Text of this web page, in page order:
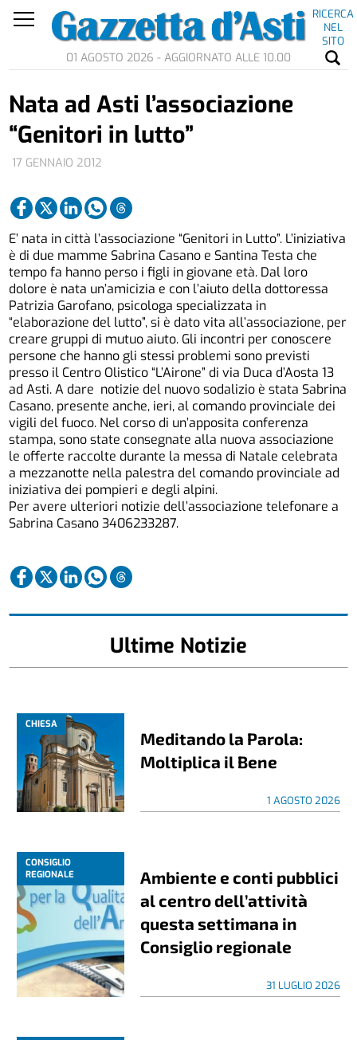
RICERCA
NEL
SITO
01 AGOSTO 2026 - AGGIORNATO ALLE 10.00
17 GENNAIO 2012
Nata ad Asti l’associazione
“Genitori in lutto”
E’ nata in città l’associazione “Genitori in Lutto”. L’iniziativa
è di due mamme Sabrina Casano e Santina Testa che
tempo fa hanno perso i figli in giovane età. Dal loro
dolore è nata un’amicizia e con l’aiuto della dottoressa
Patrizia Garofano, psicologa specializzata in
“elaborazione del lutto”, si è dato vita all’associazione, per
creare gruppi di mutuo aiuto. Gli incontri per conoscere
persone che hanno gli stessi problemi sono previsti
presso il Centro Olistico “L’Airone” di via Duca d’Aosta 13
ad Asti. A dare notizie del nuovo sodalizio è stata Sabrina
Casano, presente anche, ieri, al comando provinciale dei
vigili del fuoco. Nel corso di un’apposita conferenza
stampa, sono state consegnate alla nuova associazione
le offerte raccolte durante la messa di Natale celebrata
a mezzanotte nella palestra del comando provinciale ad
iniziativa dei pompieri e degli alpini.
Per avere ulteriori notizie dell’associazione telefonare a
Sabrina Casano 3406233287.
Ultime Notizie
CHIESA
Meditando la Parola:
Moltiplica il Bene
1 AGOSTO 2026
CONSIGLIO
REGIONALE
Ambiente e conti pubblici
al centro dell’attività
questa settimana in
Consiglio regionale
31 LUGLIO 2026